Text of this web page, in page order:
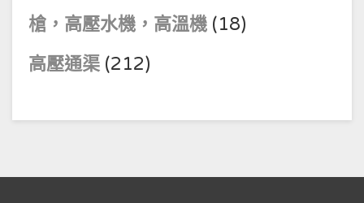
槍，高壓水機，高溫機 (18)
高壓通渠 (212)